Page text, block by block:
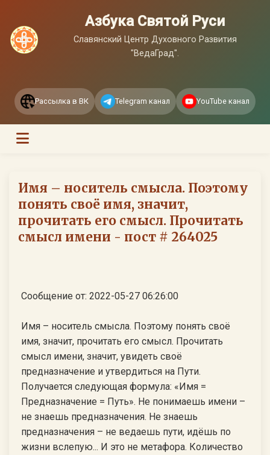
Азбука Святой Руси
Славянский Центр Духовного Развития
"ВедаГрад".
Рассылка в ВК Telegram канал YouTube канал
Имя – носитель смысла. Поэтому
понять своё имя, значит,
прочитать его смысл. Прочитать
смысл имени - пост # 264025
Сообщение от: 2022-05-27 06:26:00
Имя – носитель смысла. Поэтому понять своё
имя, значит, прочитать его смысл. Прочитать
смысл имени, значит, увидеть своё
предназначение и утвердиться на Пути.
Получается следующая формула: «Имя =
Предназначение = Путь». Не понимаешь имени –
не знаешь предназначения. Не знаешь
предназначения – не ведаешь пути, идёшь по
жизни вслепую... И это не метафора. Количество